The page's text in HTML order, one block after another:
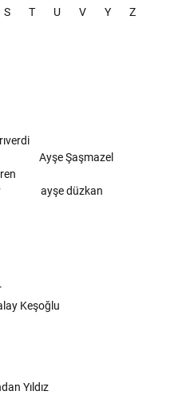
S T U V Y Z
Ayşe Şaşmazel
ayşe düzkan
Keşoğlu
Yıldız